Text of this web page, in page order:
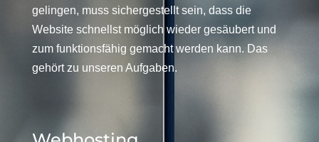
gelingen, muss sichergestellt sein, dass die
Website schnellst möglich wieder gesäubert und
zum funktionsfähig gemacht werden kann. Das
gehört zu unseren Aufgaben.